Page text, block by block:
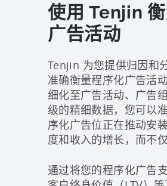
使用 Tenjin
广告活动
Tenjin 为您提供归因和
准确衡量程序化广告活
细化至广告活动、广告
级的精细数据，您可以
序化广告位正在推动安
度和收入的增长，而不
通过将您的程序化广告